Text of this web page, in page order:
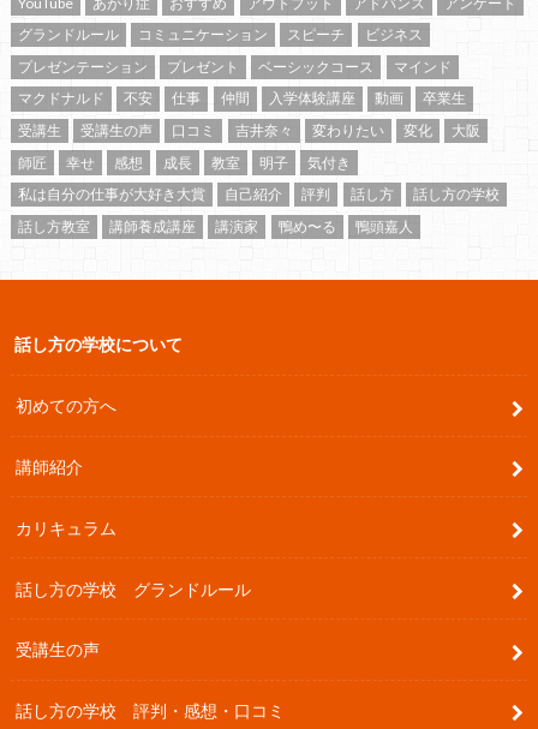
グランドルール
コミュニケーション スピーチ
ビジネス
プレゼンテーション
プレゼント ベーシックコース
マインド
マクドナルド
不安 仕事 仲間 入学体験講座 動画
卒業生
受講生
受講生の声 口コミ 吉井奈々 変わりたい 変化
大阪
師匠
幸せ 感想 成長 教室 明子
気付き
私は自分の仕事が大好き大賞
自己紹介 評判 話し方
話し方の学校
話し方教室
講師養成講座 講演家 鴨め〜る 鴨頭嘉人
話し方の学校について
初めての方へ
講師紹介
カリキュラム
話し方の学校 グランドルール
受講生の声
話し方の学校 評判・感想・口コミ